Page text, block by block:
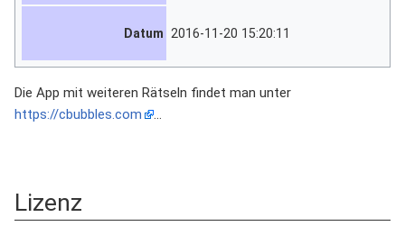
Datum 2016-11-20 15:20:11
Die App mit weiteren Rätseln findet man unter
https://cbubbles.com
...
Lizenz